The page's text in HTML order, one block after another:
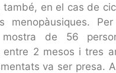
també, en el cas de
menopàusiques.
de 56
entre 2 mesos i tres
va ser presa.